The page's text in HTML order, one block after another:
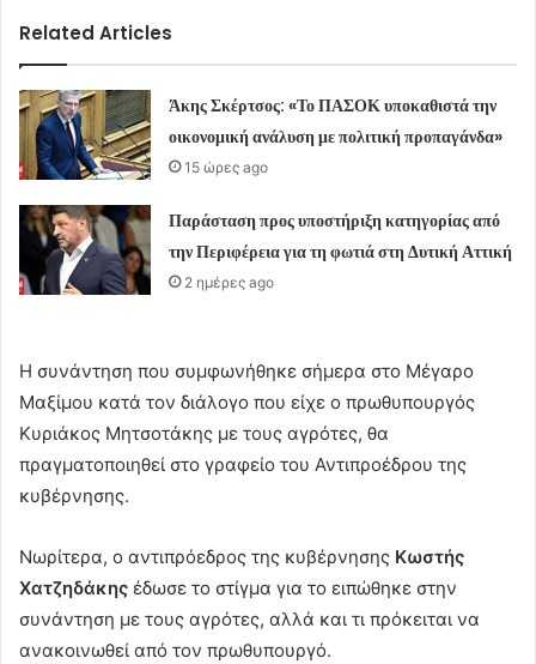
Related Articles
Άκης Σκέρτσος: «Το ΠΑΣΟΚ υποκαθιστά την
οικονομική ανάλυση με πολιτική προπαγάνδα»
15 ώρες ago
Παράσταση προς υποστήριξη κατηγορίας από
την Περιφέρεια για τη φωτιά στη Δυτική Αττική
2 ημέρες ago
Η συνάντηση που συμφωνήθηκε σήμερα στο Μέγαρο
Μαξίμου κατά τον διάλογο που είχε ο πρωθυπουργός
Κυριάκος Μητσοτάκης με τους αγρότες, θα
πραγματοποιηθεί στο γραφείο του Αντιπροέδρου της
κυβέρνησης.
Νωρίτερα, ο αντιπρόεδρος της κυβέρνησης Κωστής
Χατζηδάκης έδωσε το στίγμα για το ειπώθηκε στην
συνάντηση με τους αγρότες, αλλά και τι πρόκειται να
ανακοινωθεί από τον πρωθυπουργό.